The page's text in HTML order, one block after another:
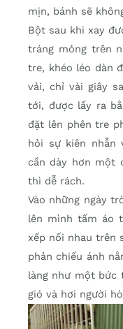
mịn, bánh sẽ
Bột sau khi xay
tráng mỏng trên
tre, khéo léo dàn
vải, chỉ vài giây
tới, được lấy ra
đặt lên phên tre
hỏi sự kiên nhẫn
cần dày hơn một
thì dễ rách.
Vào những ngày
lên mình tấm áo
xếp nối nhau trên
phản chiếu ánh
làng như một bức
gió và hơi người